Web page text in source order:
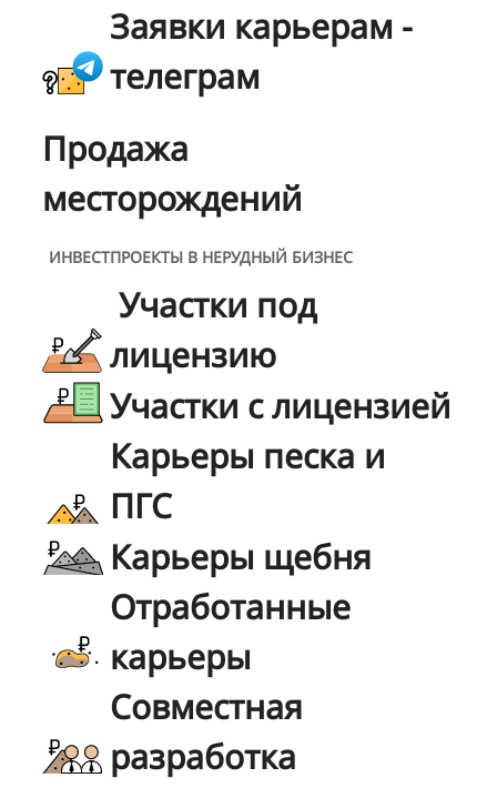
Заявки карьерам -
телеграм
Продажа
месторождений
ИНВЕСТПРОЕКТЫ В НЕРУДНЫЙ БИЗНЕС
Участки под
лицензию
Участки с лицензией
Карьеры песка и
ПГС
Карьеры щебня
Отработанные
карьеры
Совместная
разработка